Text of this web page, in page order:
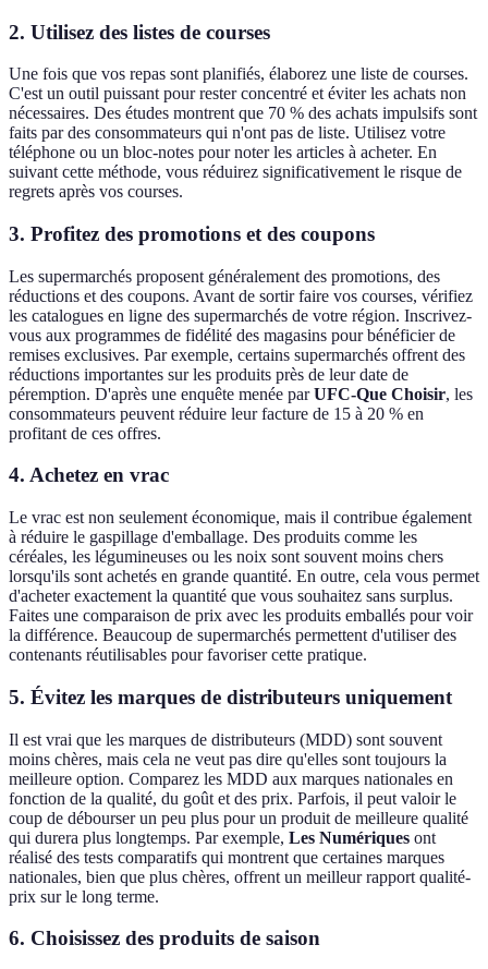
2. Utilisez des listes de courses
Une fois que vos repas sont planifiés, élaborez une liste de courses.
C'est un outil puissant pour rester concentré et éviter les achats non
nécessaires. Des études montrent que 70 % des achats impulsifs sont
faits par des consommateurs qui n'ont pas de liste. Utilisez votre
téléphone ou un bloc-notes pour noter les articles à acheter. En
suivant cette méthode, vous réduirez significativement le risque de
regrets après vos courses.
3. Profitez des promotions et des coupons
Les supermarchés proposent généralement des promotions, des
réductions et des coupons. Avant de sortir faire vos courses, vérifiez
les catalogues en ligne des supermarchés de votre région. Inscrivez-
vous aux programmes de fidélité des magasins pour bénéficier de
remises exclusives. Par exemple, certains supermarchés offrent des
réductions importantes sur les produits près de leur date de
péremption. D'après une enquête menée parUFC-Que Choisir, les
consommateurs peuvent réduire leur facture de 15 à 20 % en
profitant de ces offres.
4. Achetez en vrac
Le vrac est non seulement économique, mais il contribue également
à réduire le gaspillage d'emballage. Des produits comme les
céréales, les légumineuses ou les noix sont souvent moins chers
lorsqu'ils sont achetés en grande quantité. En outre, cela vous permet
d'acheter exactement la quantité que vous souhaitez sans surplus.
Faites une comparaison de prix avec les produits emballés pour voir
la différence. Beaucoup de supermarchés permettent d'utiliser des
contenants réutilisables pour favoriser cette pratique.
5. Évitez les marques de distributeurs uniquement
Il est vrai que les marques de distributeurs (MDD) sont souvent
moins chères, mais cela ne veut pas dire qu'elles sont toujours la
meilleure option. Comparez les MDD aux marques nationales en
fonction de la qualité, du goût et des prix. Parfois, il peut valoir le
coup de débourser un peu plus pour un produit de meilleure qualité
qui durera plus longtemps. Par exemple, Les Numériques ont
réalisé des tests comparatifs qui montrent que certaines marques
nationales, bien que plus chères, offrent un meilleur rapport qualité-
prix sur le long terme.
6. Choisissez des produits de saison